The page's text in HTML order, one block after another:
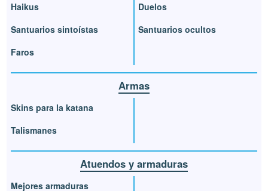
Haikus
Santuarios sintoístas
Faros
Duelos
Santuarios ocultos
Armas
Skins para la katana
Talismanes
Atuendos y armaduras
Mejores armaduras